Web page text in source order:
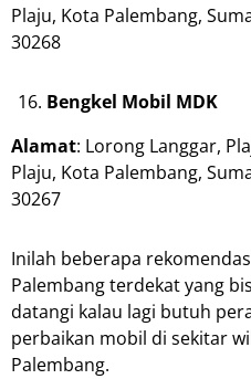
Plaju, Kota Palembang,
30268
Bengkel Mobil MDK
Alamat: Lorong Langgar,
Plaju, Kota Palembang,
30267
Inilah beberapa
Palembang terdekat yang
datangi kalau lagi butuh
perbaikan mobil di sekitar
Palembang.